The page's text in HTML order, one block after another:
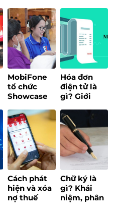
thuế với
doanh thu
quanh
ngưỡng 200
triệu
đồng/năm
chủ chốt
MobiFone
MobiFone
tổ chức
Showcase
EzBill – Giải
pháp quản
lý bán hàng
“một chạm”
cho hộ kinh
doanh
Hóa đơn
điện tử là
gì? Giới
MobiFone
Invoice
2025
Cách phát
hiện và xóa
nợ thuế
Chữ ký là
gì? Khái
niệm, phân